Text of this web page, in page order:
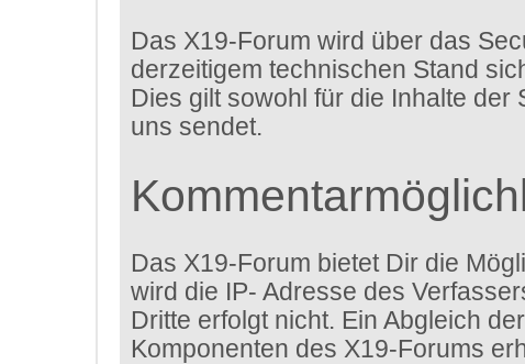
Das X19-Forum wird über das
derzeitigem technischen Stand
Dies gilt sowohl für die Inhalte
uns sendet.
Das X19-Forum bietet Dir die
wird die IP- Adresse des
Dritte erfolgt nicht. Ein Abgleich
Komponenten des X19-Forums